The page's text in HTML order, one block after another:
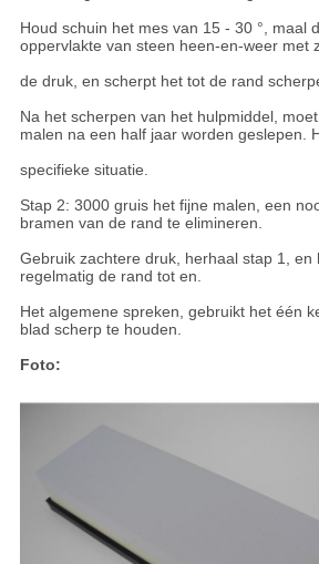
Houd schuin het mes van 15 - 30 °, maal
oppervlakte van steen heen-en-weer met
de druk, en scherpt het tot de rand
Na het scherpen van het hulpmiddel,
malen na een half jaar worden geslepen.
specifieke situatie.
Stap 2: 3000 gruis het fijne malen, een
bramen van de rand te elimineren.
Gebruik zachtere druk, herhaal stap 1, en
regelmatig de rand tot en.
Het algemene spreken, gebruikt het één
blad scherp te houden.
Foto: